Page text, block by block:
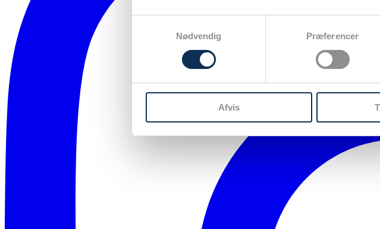
Nødvendig
Præferencer
Afvis